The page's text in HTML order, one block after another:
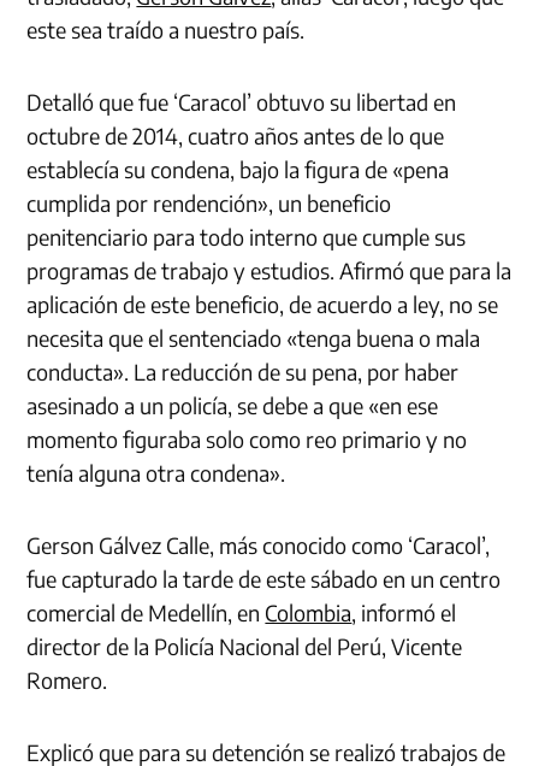
este sea traído a nuestro país.
Detalló que fue ‘Caracol’ obtuvo su libertad en
octubre de 2014, cuatro años antes de lo que
establecía su condena, bajo la figura de «pena
cumplida por rendención», un beneficio
penitenciario para todo interno que cumple sus
programas de trabajo y estudios. Afirmó que para la
aplicación de este beneficio, de acuerdo a ley, no se
necesita que el sentenciado «tenga buena o mala
conducta». La reducción de su pena, por haber
asesinado a un policía, se debe a que «en ese
momento figuraba solo como reo primario y no
tenía alguna otra condena».
Gerson Gálvez Calle, más conocido como ‘Caracol’,
fue capturado la tarde de este sábado en un centro
comercial de Medellín, en Colombia, informó el
director de la Policía Nacional del Perú, Vicente
Romero.
Explicó que para su detención se realizó trabajos de